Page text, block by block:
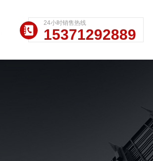
24小时销售热线
15371292889